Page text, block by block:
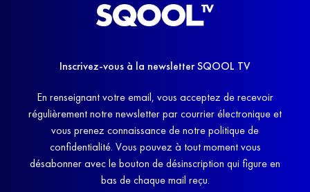
Inscrivez-vous à la newsletter SQOOL TV
En renseignant votre email, vous acceptez de recevoir
régulièrement notre newsletter par courrier électronique et
vous prenez connaissance de notre politique de
confidentialité. Vous pouvez à tout moment vous
désabonner avec le bouton de désinscription qui figure en
bas de chaque mail reçu.